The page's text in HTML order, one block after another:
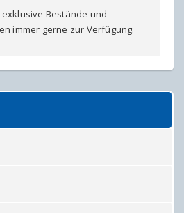
Bestände und
immer gerne zur Verfügung.